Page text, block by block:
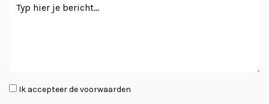
Instemming
Ik accepteer de voorwaarden